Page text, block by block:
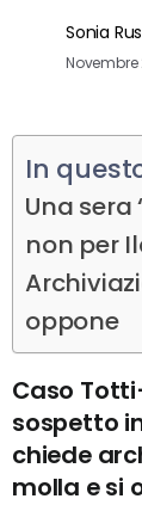
Sonia
Novembre
In
Una sera
non per
oppone
Caso
sospetto
chiede
molla e si